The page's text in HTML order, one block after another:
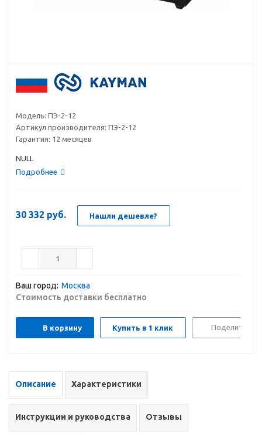
Модель: ПЭ-2-12
Артикул производителя: ПЭ-2-12
Гарантия: 12 месяцев
NULL
Подробнее
30 332 руб. Нашли дешевле?
Ваш город: Москва
Стоимость доставки бесплатно
В корзину Купить в 1 клик Поделиться
Описание Характеристики
Инструкции и руководства Отзывы